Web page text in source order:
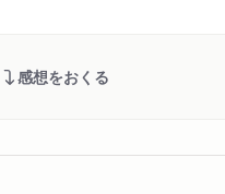
感想をおくる